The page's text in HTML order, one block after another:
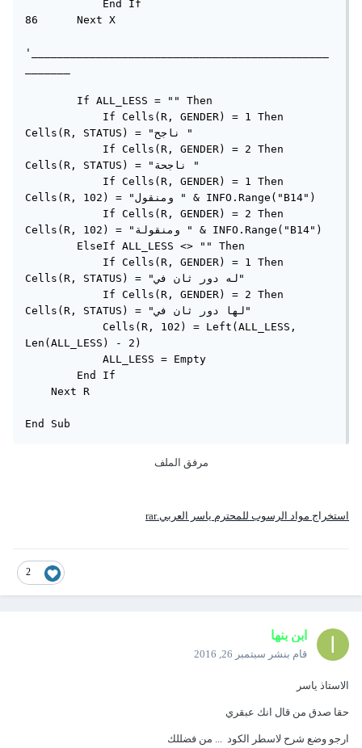
            End If
86      Next X
'______________________________________________
        If ALL_LESS = "" Then
            If Cells(R, GENDER) = 1 Then
Cells(R, STATUS) = "ناجح "
            If Cells(R, GENDER) = 2 Then
Cells(R, STATUS) = "ناجحة "
            If Cells(R, GENDER) = 1 Then
Cells(R, 102) = "ومنقول " & INFO.Range("B14")
            If Cells(R, GENDER) = 2 Then
Cells(R, 102) = "ومنقولة " & INFO.Range("B14")
        ElseIf ALL_LESS <> "" Then
            If Cells(R, GENDER) = 1 Then
Cells(R, STATUS) = "له دور ثان في"
            If Cells(R, GENDER) = 2 Then
Cells(R, STATUS) = "لها دور ثان في"
            Cells(R, 102) = Left(ALL_LESS,
Len(ALL_LESS) - 2)
            ALL_LESS = Empty
        End If
    Next R
End Sub
مرفق الملف
استخراج مواد الرسوب للمحترم ياسر العربي.rar
2
ابن بنها
قام بنشر سبتمبر 26, 2016
الاستاذ ياسر
حقا صدق من قال انك عبقري
ارجو وضع شرح لاسطر الكود ... من فضللك